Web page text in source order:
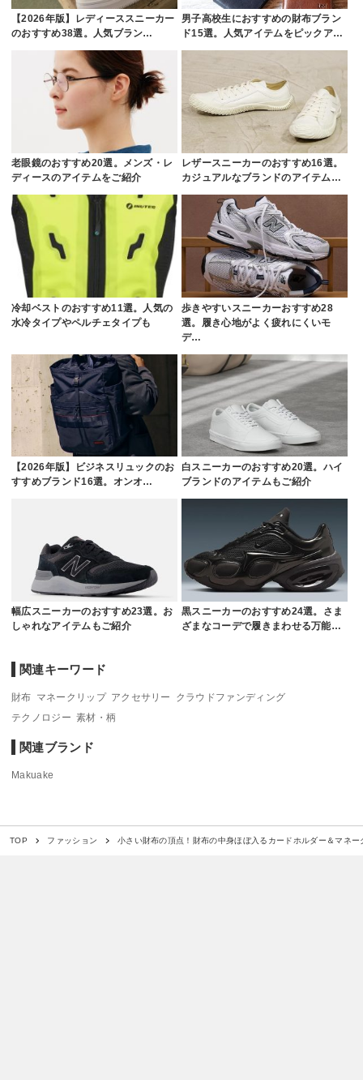
【2026年版】レディーススニーカー
のおすすめ38選。人気ブラン…
男子高校生におすすめの財布ブラン
ド15選。人気アイテムをピックア…
老眼鏡のおすすめ20選。メンズ・レ
ディースのアイテムをご紹介
レザースニーカーのおすすめ16選。
カジュアルなブランドのアイテム…
冷却ベストのおすすめ11選。人気の
水冷タイプやペルチェタイプも
歩きやすいスニーカーおすすめ28
選。履き心地がよく疲れにくいモ
デ…
【2026年版】ビジネスリュックのお
すすめブランド16選。オンオ…
白スニーカーのおすすめ20選。ハイ
ブランドのアイテムもご紹介
幅広スニーカーのおすすめ23選。お
しゃれなアイテムもご紹介
黒スニーカーのおすすめ24選。さま
ざまなコーデで履きまわせる万能…
関連キーワード
財布 マネークリップ アクセサリー
クラウドファンディング
テクノロジー 素材・柄
関連ブランド
Makuake
TOP ファッション 小さい財布の頂点！財布の中身ほぼ入るカードホルダー＆マネ